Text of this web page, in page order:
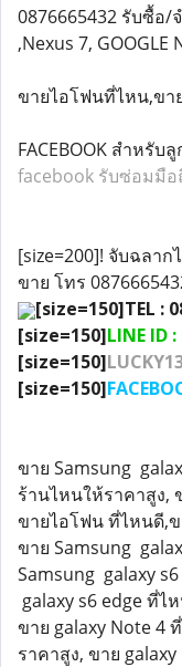
0876665432 รับซื้อ/
,Nexus 7, GOOGLE
ขายไอโฟนที่ไหน,ข
FACEBOOK สำหรั
facebook รับซ่อมมื
[size=200]! จับฉลา
ขาย โทร
[size=150]TEL :
[size=150]LINE ID
[size=150]
[size=150]
ขาย Samsung
ร้านไหนให้ราคาสูง,
ขายไอโฟน ที่ไหนดี,
ขาย Samsung
Samsung galaxy
galaxy s6 edge ที่ไ
ขาย galaxy Note 4
ราคาสูง, ขาย